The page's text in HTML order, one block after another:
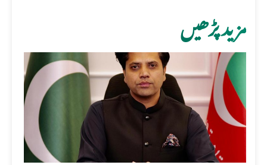
مزید پڑھیں